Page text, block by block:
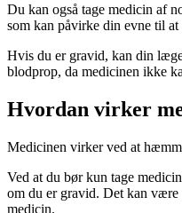
Du kan også tage medicin af
som kan påvirke din evne til
Hvis du er gravid, kan din
blodprop, da medicinen ikke
Hvordan virker
Medicinen virker ved at
Ved at du bør kun tage
om du er gravid. Det kan
medicin.